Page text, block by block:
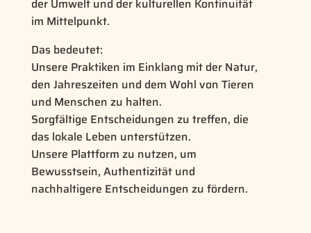
der Umwelt und der kulturellen Kontinuität
im Mittelpunkt.
Das bedeutet:
Unsere Praktiken im Einklang mit der Natur,
den Jahreszeiten und dem Wohl von Tieren
und Menschen zu halten.
Sorgfältige Entscheidungen zu treffen, die
das lokale Leben unterstützen.
Unsere Plattform zu nutzen, um
Bewusstsein, Authentizität und
nachhaltigere Entscheidungen zu fördern.